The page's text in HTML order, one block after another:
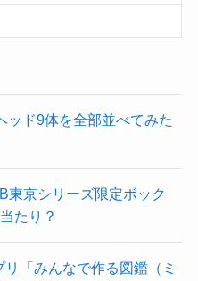
ッド9体を全部並べてみた
東京シリーズ限定ボック
たり？
リ「みんなで作る図鑑（ミ